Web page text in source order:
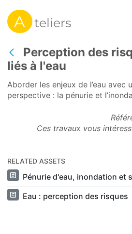
A teliers
Back
Perception des
liés à l'eau
Aborder les enjeux de l’eau avec
perspective : la pénurie et
Ces travaux vous
RELATED ASSETS
Pénurie d'eau, inondation et
Eau : perception des risques